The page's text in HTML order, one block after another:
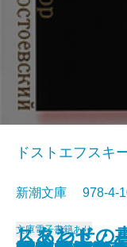
しあわせ
ドストエフスキ
新潮文庫 978-4-
文庫電子書籍あり
スタンド・